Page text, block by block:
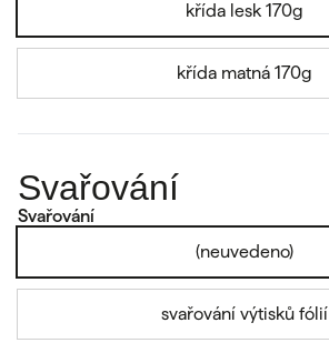
křída lesk 170g
křída matná 170g
Svařování
Svařování
(neuvedeno)
svařování výtisků fólií